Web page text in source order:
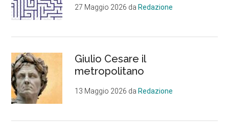
27 Maggio 2026 daRedazione
Giulio Cesare il
metropolitano
13 Maggio 2026 daRedazione